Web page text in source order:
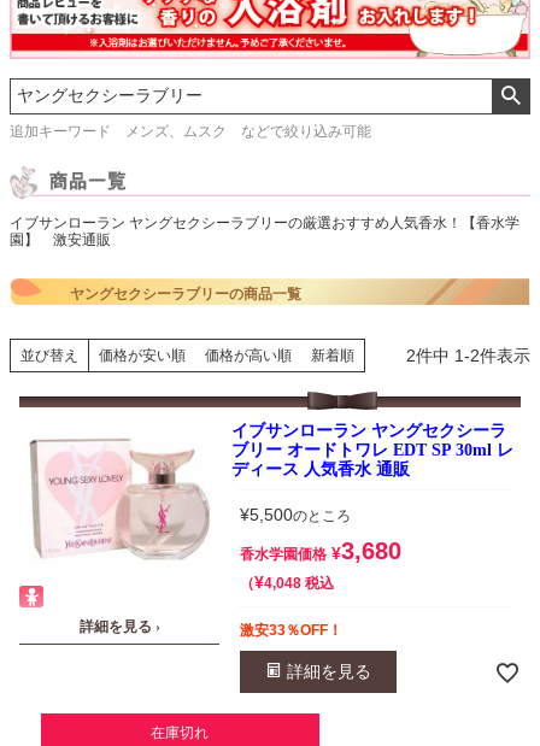
追加キーワード メンズ、ムスク などで絞り込み可能
イブサンローラン ヤングセクシーラブリーの厳選おすすめ人気香水！【香水学
園】 激安通販
ヤングセクシーラブリーの商品一覧
並び替え 価格が安い順 価格が高い順 新着順 2件中 1-2件表示
詳細を見る ›
イブサンローラン ヤングセクシーラ
ブリー オードトワレ EDT SP 30ml レ
ディース 人気香水 通販
¥5,500のところ
香水学園価格 ¥3,680
¥4,048 税込
激安33％OFF！
詳細を見る
在庫切れ